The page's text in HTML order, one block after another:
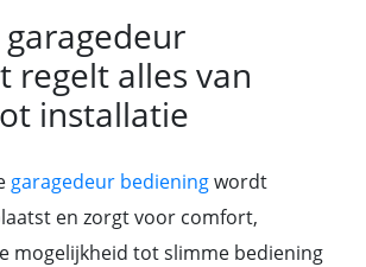
regelt alles van
installatie
garagedeur bedieningwordt
en zorgt voor comfort,
mogelijkheid tot slimme bediening